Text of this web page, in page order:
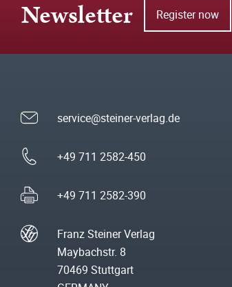
Newsletter Register now
service@steiner-verlag.de
+49 711 2582-450
+49 711 2582-390
Franz Steiner Verlag
Maybachstr. 8
70469 Stuttgart